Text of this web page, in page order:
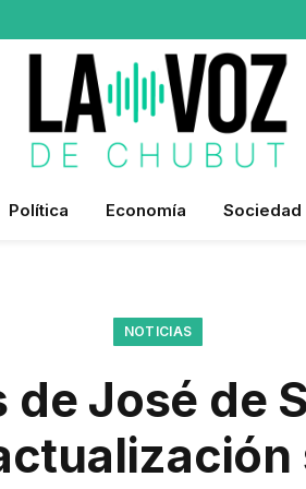
Política Economía Sociedad
NOTICIAS
de José de